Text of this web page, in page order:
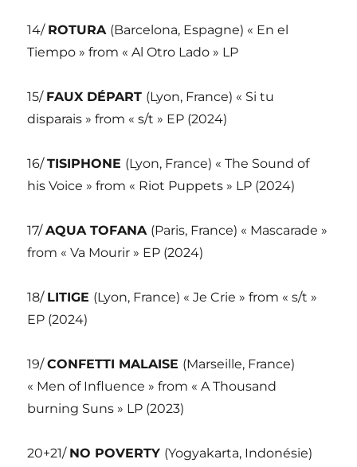
14/ ROTURA (Barcelona, Espagne) « En el
Tiempo » from « Al Otro Lado » LP
15/ FAUX DÉPART (Lyon, France) « Si tu
disparais » from « s/t » EP (2024)
16/TISIPHONE (Lyon, France) « The Sound of
his Voice » from « Riot Puppets » LP (2024)
17/AQUA TOFANA (Paris, France) « Mascarade »
from « Va Mourir » EP (2024)
18/ LITIGE (Lyon, France) « Je Crie » from « s/t »
EP (2024)
19/CONFETTI MALAISE (Marseille, France)
« Men of Influence » from « A Thousand
burning Suns » LP (2023)
20+21/ NO POVERTY (Yogyakarta, Indonésie)